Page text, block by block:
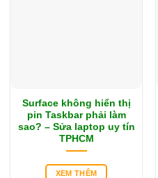
Surface không hiển thị
pin Taskbar phải làm
sao? – Sửa laptop uy tín
TPHCM
XEM THÊM